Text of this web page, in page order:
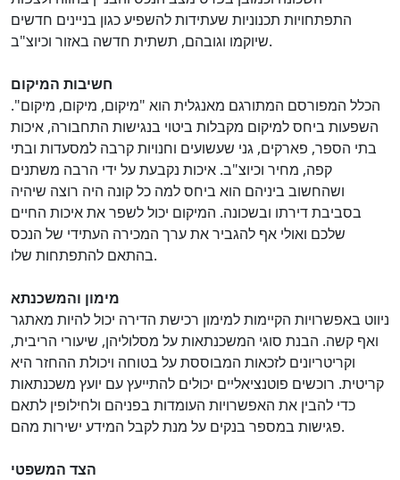
התפתחויות תכנוניות שעתידות להשפיע כגון בניינים חדשים
שיוקמו וגובהם, תשתית חדשה באזור וכיוצ"ב.
הכלל המפורסם המתורגם מאנגלית הוא "מיקום, מיקום, מיקום".
השפעות ביחס למיקום מקבלות ביטוי בנגישות התחבורה, איכות
בתי הספר, פארקים, גני שעשועים וחנויות קרבה למסעדות ובתי
קפה, מחיר וכיוצ"ב. איכות נקבעת על ידי הרבה משתנים
ושהחשוב ביניהם הוא ביחס למה כל קונה היה רוצה שיהיה
בסביבת דירתו ובשכונה. המיקום יכול לשפר את איכות החיים
שלכם ואולי אף להגביר את ערך המכירה העתידי של הנכס
בהתאם להתפתחות שלו.
מימון והמשכנתא
ניווט באפשרויות הקיימות למימון רכישת הדירה יכול להיות מאתגר
ואף קשה. הבנת סוגי המשכנתאות על מסלוליהן, שיעורי הריבית,
וקריטריונים לזכאות המבוססת על בטוחה ויכולת ההחזר היא
קריטית. רוכשים פוטנציאליים יכולים להתייעץ עם יועץ משכנתאות
כדי להבין את האפשרויות העומדות בפניהם ולחילופין לתאם
פגישות במספר בנקים על מנת לקבל המידע ישירות מהם.